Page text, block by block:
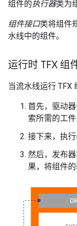
组件的执行器类为
组件接口类将组件
水线中的组件。
运行时 TFX 组
当流水线运行 TFX
首先，驱动
索所需的工
接下来，执行
然后，发布
果，将组件